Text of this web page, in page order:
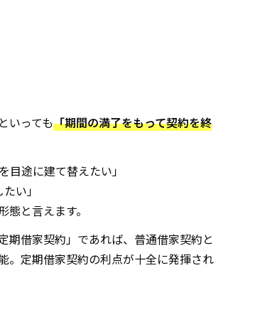
いっても「期間の満了をもって契約を終
目途に建て替えたい」
い」
と言えます。
期借家契約」であれば、普通借家契約と
。定期借家契約の利点が十全に発揮され